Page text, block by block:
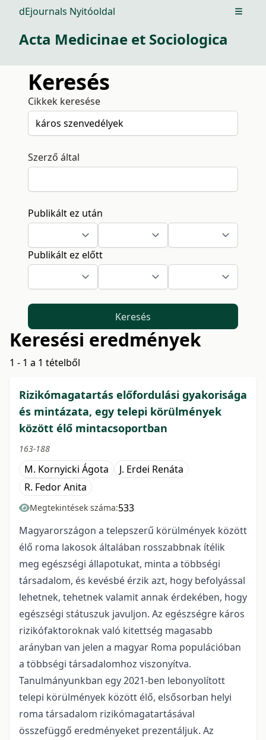
dEjournals Nyitóoldal Open
Acta Medicinae et Sociologica
Keresés
Cikkek keresése
Szerző által
Publikált ez után
Publikált ez előtt
Keresés
Keresési eredmények
1 - 1 a 1 tételből
Rizikómagatartás előfordulási gyakorisága
és mintázata, egy telepi körülmények
között élő mintacsoportban
163-188
M. Kornyicki Ágota
J. Erdei Renáta
R. Fedor Anita
Megtekintések száma:533
Magyarországon a telepszerű körülmények között
élő roma lakosok általában rosszabbnak ítélik
meg egészségi állapotukat, minta a többségi
társadalom, és kevésbé érzik azt, hogy befolyással
lehetnek, tehetnek valamit annak érdekében, hogy
egészségi státuszuk javuljon. Az egészségre káros
rizikófaktoroknak való kitettség magasabb
arányban van jelen a magyar Roma populációban
a többségi társadalomhoz viszonyítva.
Tanulmányunkban egy 2021-ben lebonyolított
telepi körülmények között élő, elsősorban helyi
roma társadalom rizikómagatartásával
összefüggő eredményeket prezentáljuk. Az